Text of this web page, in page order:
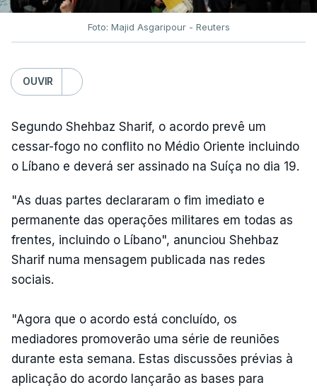
Foto: Majid Asgaripour - Reuters
OUVIR
Segundo Shehbaz Sharif, o acordo prevê um
cessar-fogo no conflito no Médio Oriente incluindo
o Líbano e deverá ser assinado na Suíça no dia 19.
"As duas partes declararam o fim imediato e
permanente das operações militares em todas as
frentes, incluindo o Líbano", anunciou Shehbaz
Sharif numa mensagem publicada nas redes
sociais.
"Agora que o acordo está concluído, os
mediadores promoverão uma série de reuniões
durante esta semana. Estas discussões prévias à
aplicação do acordo lançarão as bases para